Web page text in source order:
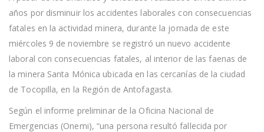
DE
LUTO
TRAS
ACCIDENTE
FATAL
AL
INTERIOR
DE
EN
TOCOPILLA
años por disminuir los accidentes laborales con consecuencias
fatales en la actividad minera, durante la jornada de este
miércoles 9 de noviembre se registró un nuevo accidente
laboral con consecuencias fatales, al interior de las faenas de
la minera Santa Mónica ubicada en las cercanías de la ciudad
de Tocopilla, en la Región de Antofagasta.
Según el informe preliminar de la Oficina Nacional de
Emergencias (Onemi), “una persona resultó fallecida por